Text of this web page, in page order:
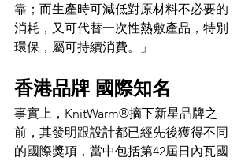
靠；而生產時可減低對原材料不必要的
消耗，又可代替一次性熱敷產品，特別
環保，屬可持續消費。」
香港品牌 國際知名
事實上，KnitWarm®摘下新星品牌之
前，其發明跟設計都已經先後獲得不同
的國際獎項，當中包括第42屆日內瓦國